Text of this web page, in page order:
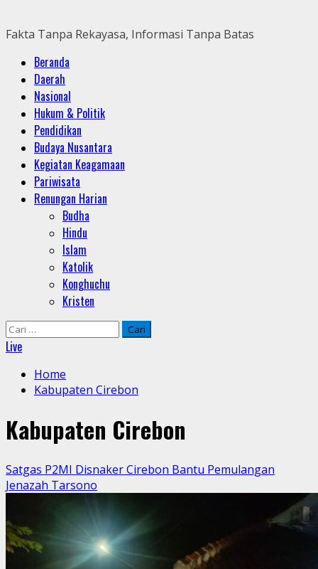
Fakta Tanpa Rekayasa, Informasi Tanpa Batas
Primary
Menu
Beranda
Daerah
Nasional
Hukum & Politik
Pendidikan
Budaya Nusantara
Kegiatan Keagamaan
Pariwisata
Renungan Harian
Budha
Hindu
Islam
Katolik
Konghuchu
Kristen
Cari
untuk:
Live
Home
Kabupaten Cirebon
Kabupaten Cirebon
Satgas P2MI Disnaker Cirebon Bantu Pemulangan
Jenazah Tarsono